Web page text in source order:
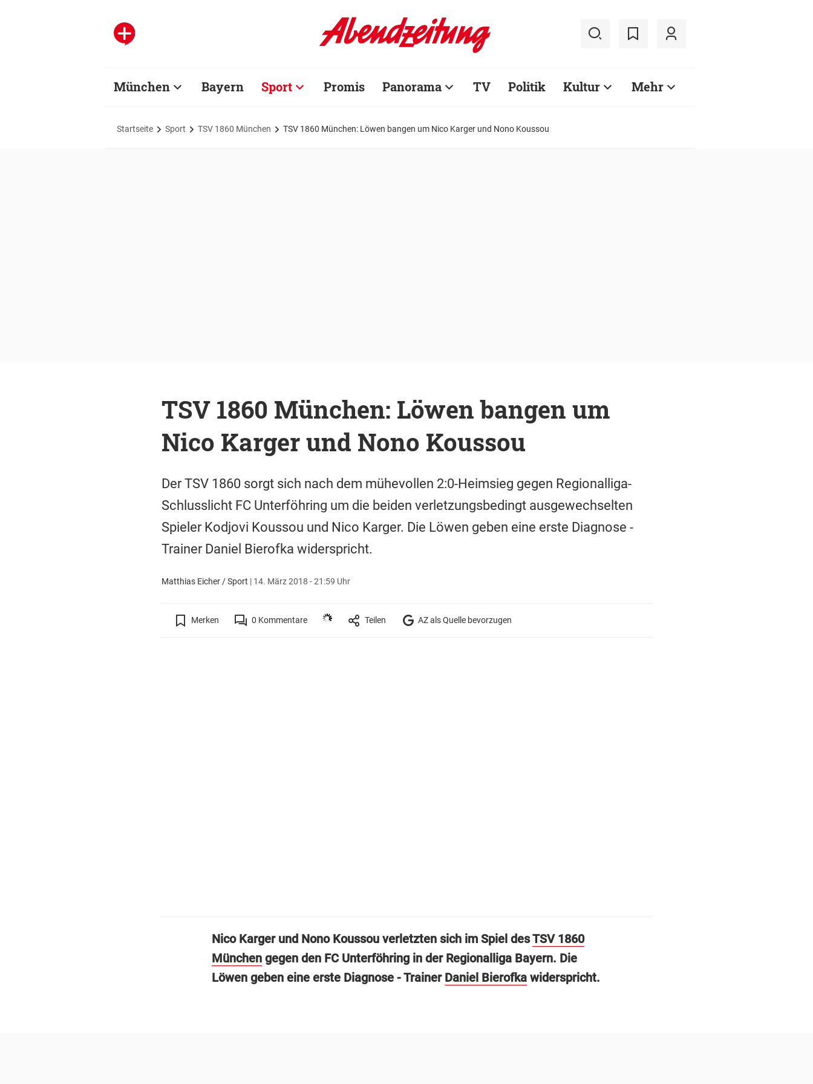
München Bayern Sport Promis Panorama TV Politik Kultur Mehr
Startseite Sport TSV 1860 München TSV 1860 München: Löwen bangen um Nico Karger und Nono Koussou
TSV 1860 München: Löwen bangen um
Nico Karger und Nono Koussou
Der TSV 1860 sorgt sich nach dem mühevollen 2:0-Heimsieg gegen Regionalliga-
Schlusslicht FC Unterföhring um die beiden verletzungsbedingt ausgewechselten
Spieler Kodjovi Koussou und Nico Karger. Die Löwen geben eine erste Diagnose -
Trainer Daniel Bierofka widerspricht.
Matthias Eicher / Sport | 14. März 2018 - 21:59 Uhr
Merken 0 Kommentare Teilen AZ als Quelle bevorzugen
Nico Karger und Nono Koussou verletzten sich im Spiel desTSV 1860
Münchengegen den FC Unterföhring in der Regionalliga Bayern. Die
Löwen geben eine erste Diagnose - Trainer Daniel Bierofkawiderspricht.